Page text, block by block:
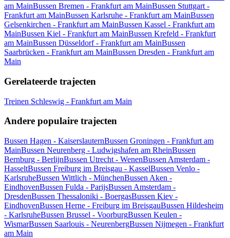
am MainBussen Bremen - Frankfurt am MainBussen Stuttgart -
Frankfurt am MainBussen Karlsruhe - Frankfurt am MainBussen
Gelsenkirchen - Frankfurt am MainBussen Kassel - Frankfurt am
MainBussen Kiel - Frankfurt am MainBussen Krefeld - Frankfurt
am MainBussen Düsseldorf - Frankfurt am MainBussen
Saarbrücken - Frankfurt am MainBussen Dresden - Frankfurt am
Main
Gerelateerde trajecten
Treinen Schleswig - Frankfurt am Main
Andere populaire trajecten
Bussen Hagen - KaiserslauternBussen Groningen - Frankfurt am
MainBussen Neurenberg - Ludwigshafen am RheinBussen
Bernburg - BerlijnBussen Utrecht - WenenBussen Amsterdam -
HasseltBussen Freiburg im Breisgau - KasselBussen Venlo -
KarlsruheBussen Wittlich - MünchenBussen Aken -
EindhovenBussen Fulda - ParijsBussen Amsterdam -
DresdenBussen Thessaloniki - BoergasBussen Kiev -
EindhovenBussen Herne - Freiburg im BreisgauBussen Hildesheim
- KarlsruheBussen Brussel - VoorburgBussen Keulen -
WismarBussen Saarlouis - NeurenbergBussen Nijmegen - Frankfurt
am Main